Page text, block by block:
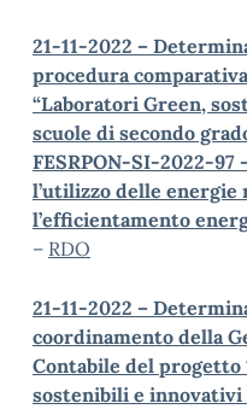
21-11-2022 –
procedura
“Laboratori Green,
scuole di secondo
FESRPON-SI-2022-
l’utilizzo delle
l’efficientamento
– RDO
21-11-2022 –
coordinamento della
Contabile del progetto
sostenibili e innovativi